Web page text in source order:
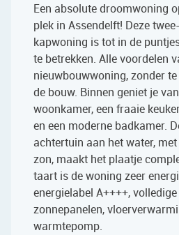
Een absolute droomwoning
plek in Assendelft! Deze
kapwoning is tot in de
te betrekken. Alle voordelen
nieuwbouwwoning, zonder
de bouw. Binnen geniet je
woonkamer, een fraaie
en een moderne badkamer.
achtertuin aan het water,
zon, maakt het plaatje
taart is de woning zeer
energielabel A++++,
zonnepanelen,
warmtepomp.